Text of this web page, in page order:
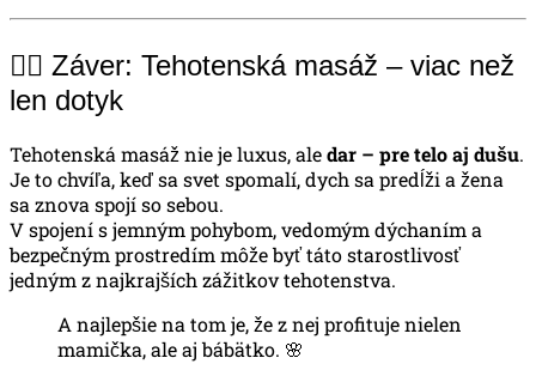
🧘‍♀️ Záver: Tehotenská masáž – viac než
len dotyk
Tehotenská masáž nie je luxus, aledar – pre telo aj dušu.
Je to chvíľa, keď sa svet spomalí, dych sa predĺži a žena
sa znova spojí so sebou.
V spojení s jemným pohybom, vedomým dýchaním a
bezpečným prostredím môže byť táto starostlivosť
jedným z najkrajších zážitkov tehotenstva.
A najlepšie na tom je, že z nej profituje nielen
mamička, ale aj bábätko. 🌸